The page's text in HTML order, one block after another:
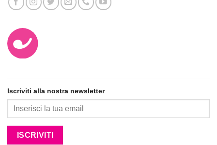
Iscriviti alla nostra newsletter